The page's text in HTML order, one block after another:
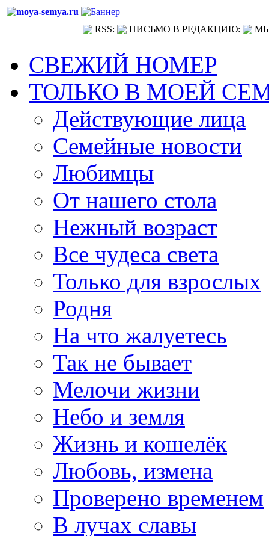
RSS: ПИСЬМО В РЕДАКЦИЮ:
СВЕЖИЙ НОМЕР
ТОЛЬКО В МОЕЙ
Действующие лица
Семейные новости
Любимцы
От нашего стола
Нежный возраст
Все чудеса света
Только для взрослых
Родня
На что жалуетесь
Так не бывает
Мелочи жизни
Небо и земля
Жизнь и кошелёк
Любовь, измена
Проверено временем
В лучах славы